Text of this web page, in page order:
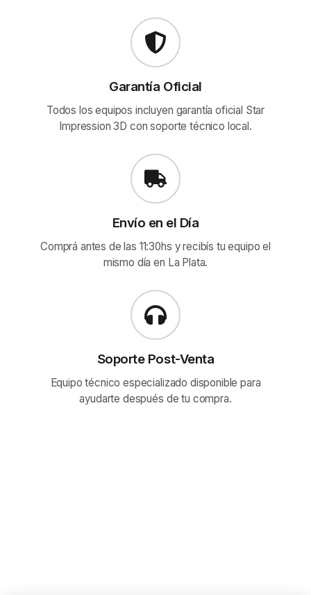
Garantía Oficial
Todos los equipos incluyen garantía oficial Star
Impression 3D con soporte técnico local.
Envío en el Día
Comprá antes de las 11:30hs y recibís tu equipo el
mismo día en La Plata.
Soporte Post-Venta
Equipo técnico especializado disponible para
ayudarte después de tu compra.